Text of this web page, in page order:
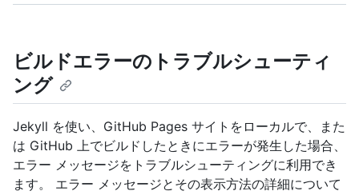
ビルドエラーのトラブルシューティ
ング
Jekyll を使い、GitHub Pages サイトをローカルで、また
は GitHub 上でビルドしたときにエラーが発生した場合、
エラー メッセージをトラブルシューティングに利用でき
ます。 エラー メッセージとその表示方法の詳細について